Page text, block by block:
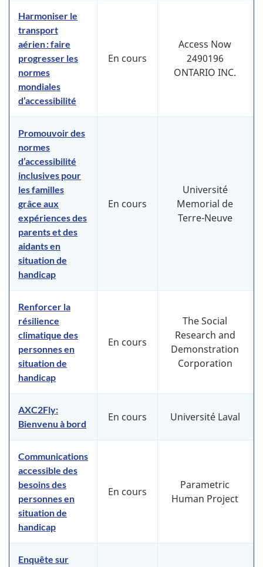
Harmoniser le
transport
aérien : faire
progresser les
normes
mondiales
d’accessibilité
En cours
Access Now
2490196
ONTARIO INC.
Promouvoir des
normes
d’accessibilité
inclusives pour
les familles
grâce aux
expériences des
parents et des
aidants en
situation de
handicap
En cours
Université
Memorial de
Terre-Neuve
Renforcer la
résilience
climatique des
personnes en
situation de
handicap
En cours
The Social
Research and
Demonstration
Corporation
AXC2Fly:
Bienvenu à bord
En cours Université Laval
Communications
accessible des
besoins des
personnes en
situation de
handicap
En cours
Parametric
Human Project
Enquête sur